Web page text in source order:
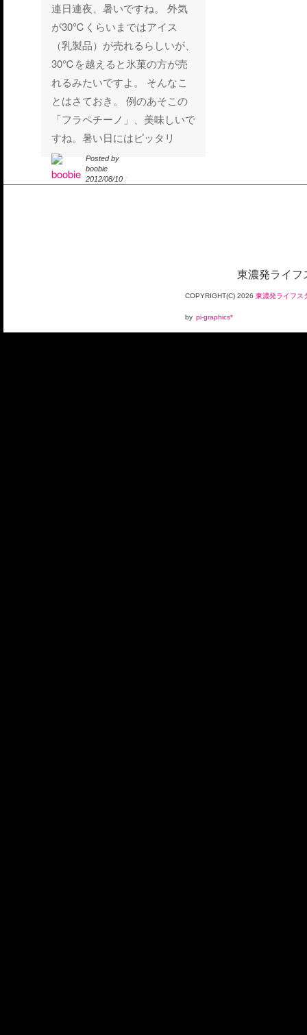
連日連夜、暑いですね。 外気
が30℃くらいまではアイス
（乳製品）が売れるらしいが、
30℃を越えると氷菓の方が売
れるみたいですよ。 そんなこ
とはさておき。 例のあそこの
「フラペチーノ」、美味しいで
すね。暑い日にはピッタリ
Posted by
boobie
2012/08/10 /
boobie
2012/08/10
東濃発ライフ
COPYRIGHT(C) 2026 東濃発ライフス
by pi-graphics*